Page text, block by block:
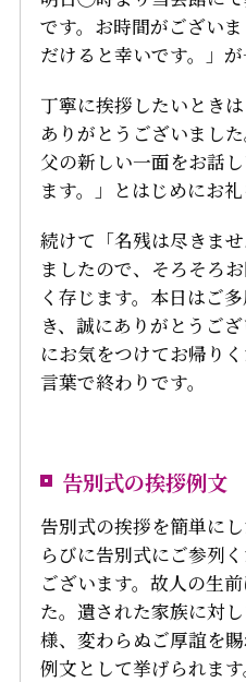
です。お時間がござい
だけると幸いです。」が
丁寧に挨拶したいとき
ありがとうございまし
父の新しい一面をお話
ます。」とはじめにお礼
続けて「名残は尽きま
ましたので、そろそろ
く存じます。本日はご
き、誠にありがとうご
にお気をつけてお帰り
言葉で終わりです。
告別式の挨拶例文
告別式の挨拶を簡単に
らびに告別式にご参列
ございます。故人の生
た。遺された家族に対
様、変わらぬご厚誼を
例文として挙げられます